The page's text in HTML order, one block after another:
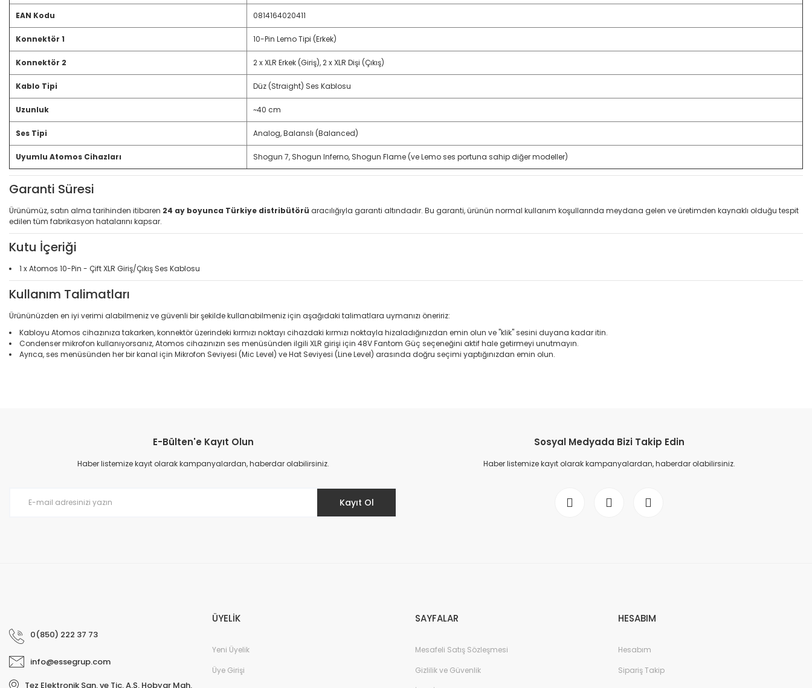
EAN Kodu 0814164020411
Konnektör 1 10-Pin Lemo Tipi (Erkek)
Konnektör 2 2 x XLR Erkek (Giriş), 2 x XLR Dişi (Çıkış)
Kablo Tipi Düz (Straight) Ses Kablosu
Uzunluk ~40 cm
Ses Tipi Analog, Balanslı (Balanced)
Uyumlu Atomos Cihazları Shogun 7, Shogun Inferno, Shogun Flame (ve Lemo ses portuna sahip diğer modeller)
Garanti Süresi
Ürünümüz, satın alma tarihinden itibaren 24 ay boyunca Türkiye distribütörü aracılığıyla garanti altındadır. Bu garanti, ürünün normal kullanım koşullarında meydana gelen ve üretimden kaynaklı olduğu tespit
edilen tüm fabrikasyon hatalarını kapsar.
Kutu İçeriği
1 x Atomos 10-Pin - Çift XLR Giriş/Çıkış Ses Kablosu
Kullanım Talimatları
Ürününüzden en iyi verimi alabilmeniz ve güvenli bir şekilde kullanabilmeniz için aşağıdaki talimatlara uymanızı öneririz:
Kabloyu Atomos cihazınıza takarken, konnektör üzerindeki kırmızı noktayı cihazdaki kırmızı noktayla hizaladığınızdan emin olun ve "klik" sesini duyana kadar itin.
Condenser mikrofon kullanıyorsanız, Atomos cihazınızın ses menüsünden ilgili XLR girişi için 48V Fantom Güç seçeneğini aktif hale getirmeyi unutmayın.
Ayrıca, ses menüsünden her bir kanal için Mikrofon Seviyesi (Mic Level) ve Hat Seviyesi (Line Level) arasında doğru seçimi yaptığınızdan emin olun.
Ürün resmi kalitesiz, bozuk veya görüntülenemiyor.
Ürün açıklamasında eksik bilgiler bulunuyor.
E-Bülten'e Kayıt Olun
Haber listemize kayıt olarak kampanyalardan, haberdar olabilirsiniz.
Kayıt Ol
Sosyal Medyada Bizi Takip Edin
Haber listemize kayıt olarak kampanyalardan, haberdar olabilirsiniz.
0(850) 222 37 73
info@essegrup.com
Tez Elektronik San. ve Tic. A.Ş. Hobyar Mah.
ÜYELİK
Yeni Üyelik
Üye Girişi
SAYFALAR
Mesafeli Satış Sözleşmesi
Gizlilik ve Güvenlik
HESABIM
Hesabım
Sipariş Takip